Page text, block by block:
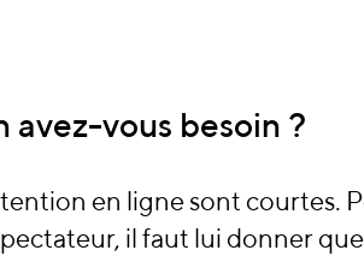
avez-vous besoin ?
en ligne sont courtes.
il faut lui donner